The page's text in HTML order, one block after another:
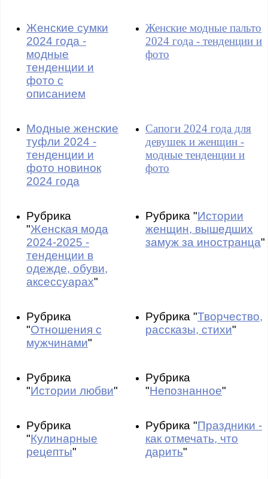
Женские сумки
2024 года -
модные
тенденции и
фото с
описанием
Женские модные пальто
2024 года - тенденции и
фото
Модные женские
туфли 2024 -
тенденции и
фото новинок
2024 года
Сапоги 2024 года для
девушек и женщин -
модные тенденции и
фото
Рубрика
"Женская мода
2024-2025 -
тенденции в
одежде, обуви,
аксессуарах"
Рубрика "Истории
женщин, вышедших
замуж за иностранца"
Рубрика
"Отношения с
мужчинами"
Рубрика "Творчество,
рассказы, стихи"
Рубрика
"Истории любви"
Рубрика
"Непознанное"
Рубрика
"Кулинарные
рецепты"
Рубрика "Праздники -
как отмечать, что
дарить"